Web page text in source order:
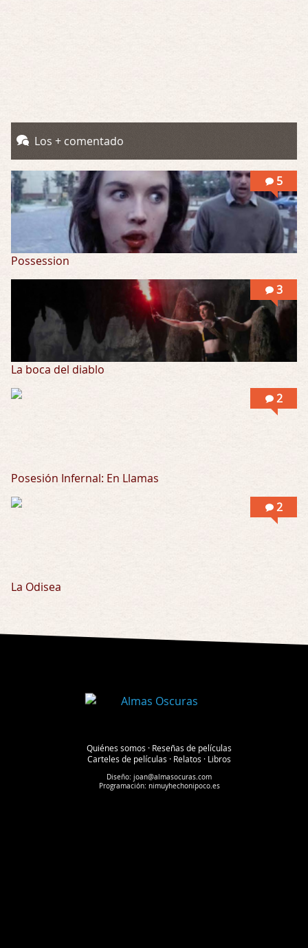
Possession
Por: Mountain
Llevo toda una vida para verla y nunca lo …
Los + comentado
5
Possession
3
La boca del diablo
2
Posesión Infernal: En Llamas
2
La Odisea
Quiénes somos · Reseñas de películas
Carteles de películas · Relatos · Libros
Diseño:joan@almasocuras.com
Programación: nimuyhechonipoco.es